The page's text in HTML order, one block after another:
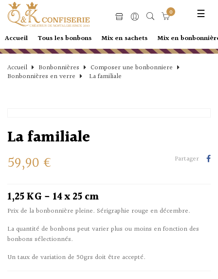
☰
0
Accueil Tous les bonbons Mix en sachets Mix en
Accueil Bonbonnières
Composer une bonbonniere
Bonbonnières en verre
La familiale
La familiale
59,90 €
Partager
1,25 KG - 14 x 25 cm
Prix de la bonbonnière pleine. Sérigraphie rouge en décembre.
La quantité de bonbons peut varier plus ou moins en fonction des
bonbons sélectionnés.
Un taux de variation de 50grs doit être accepté.